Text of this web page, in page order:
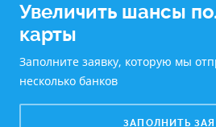
Увеличить шансы
карты
Заполните заявку, которую мы
несколько банков
ЗАПОЛНИТЬ